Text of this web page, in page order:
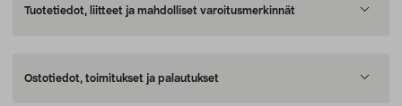
Tuotetiedot, liitteet ja mahdolliset varoitusmerkinnät
Ostotiedot, toimitukset ja palautukset